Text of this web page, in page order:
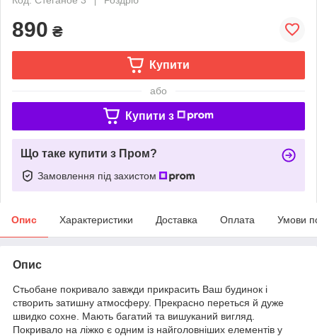
890 ₴
Купити
або
Купити з
Що таке купити з Пром?
Замовлення під захистом
Опис Характеристики Доставка Оплата Умови
Опис
Стьобане покривало завжди прикрасить Ваш будинок і
створить затишну атмосферу. Прекрасно переться й дуже
швидко сохне. Мають багатий та вишуканий вигляд.
Покривало на ліжко є одним із найголовніших елементів у